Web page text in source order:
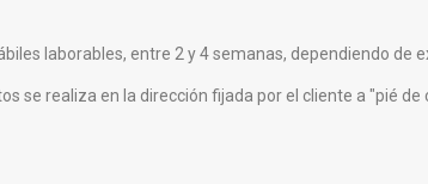
laborables, entre 2 y 4 semanas, dependiendo de
se realiza en la dirección fijada por el cliente a "pié